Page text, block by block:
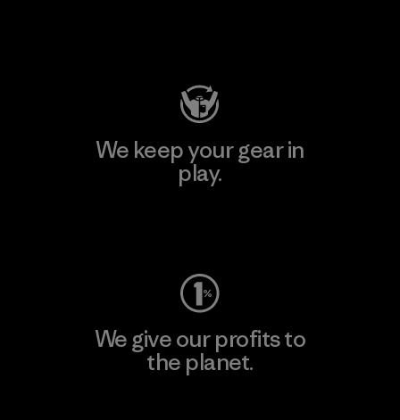
We keep your gear in
play.
We give our profits to
the planet.